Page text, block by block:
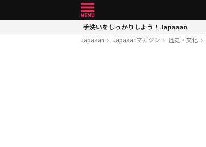
手洗いをしっかりしよう！Japaaan
Japaaan Japaaanマガジン 歴史・文化